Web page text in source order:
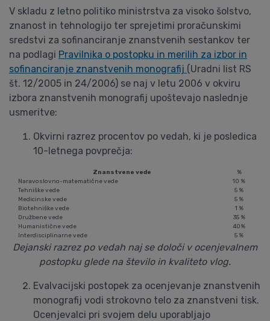
V skladu z letno politiko ministrstva za visoko šolstvo,
znanost in tehnologijo ter sprejetimi proračunskimi
sredstvi za sofinanciranje znanstvenih sestankov ter
na podlagi Pravilnika o postopku in merilih za izbor in
sofinanciranje znanstvenih monografij (Uradni list RS
št. 12/2005 in 24/2006) se naj v letu 2006 v okviru
izbora znanstvenih monografij upoštevajo naslednje
usmeritve:
Okvirni razrez procentov po vedah, ki je posledica
10-letnega povprečja:
Znanstvene vede
%
Naravoslovno-matematične vede
10 %
Tehniške vede
5 %
Medicinske vede
5 %
Biotehniške vede
1 %
Družbene vede
35 %
Humanistične vede
40%
Interdisciplinarne vede
5 %
Dejanski razrez po vedah naj se določi v ocenjevalnem
postopku glede na število in kvaliteto vlog.
Evalvacijski postopek za ocenjevanje znanstvenih
monografij vodi strokovno telo za znanstveni tisk.
Ocenjevalci pri svojem delu uporabljajo